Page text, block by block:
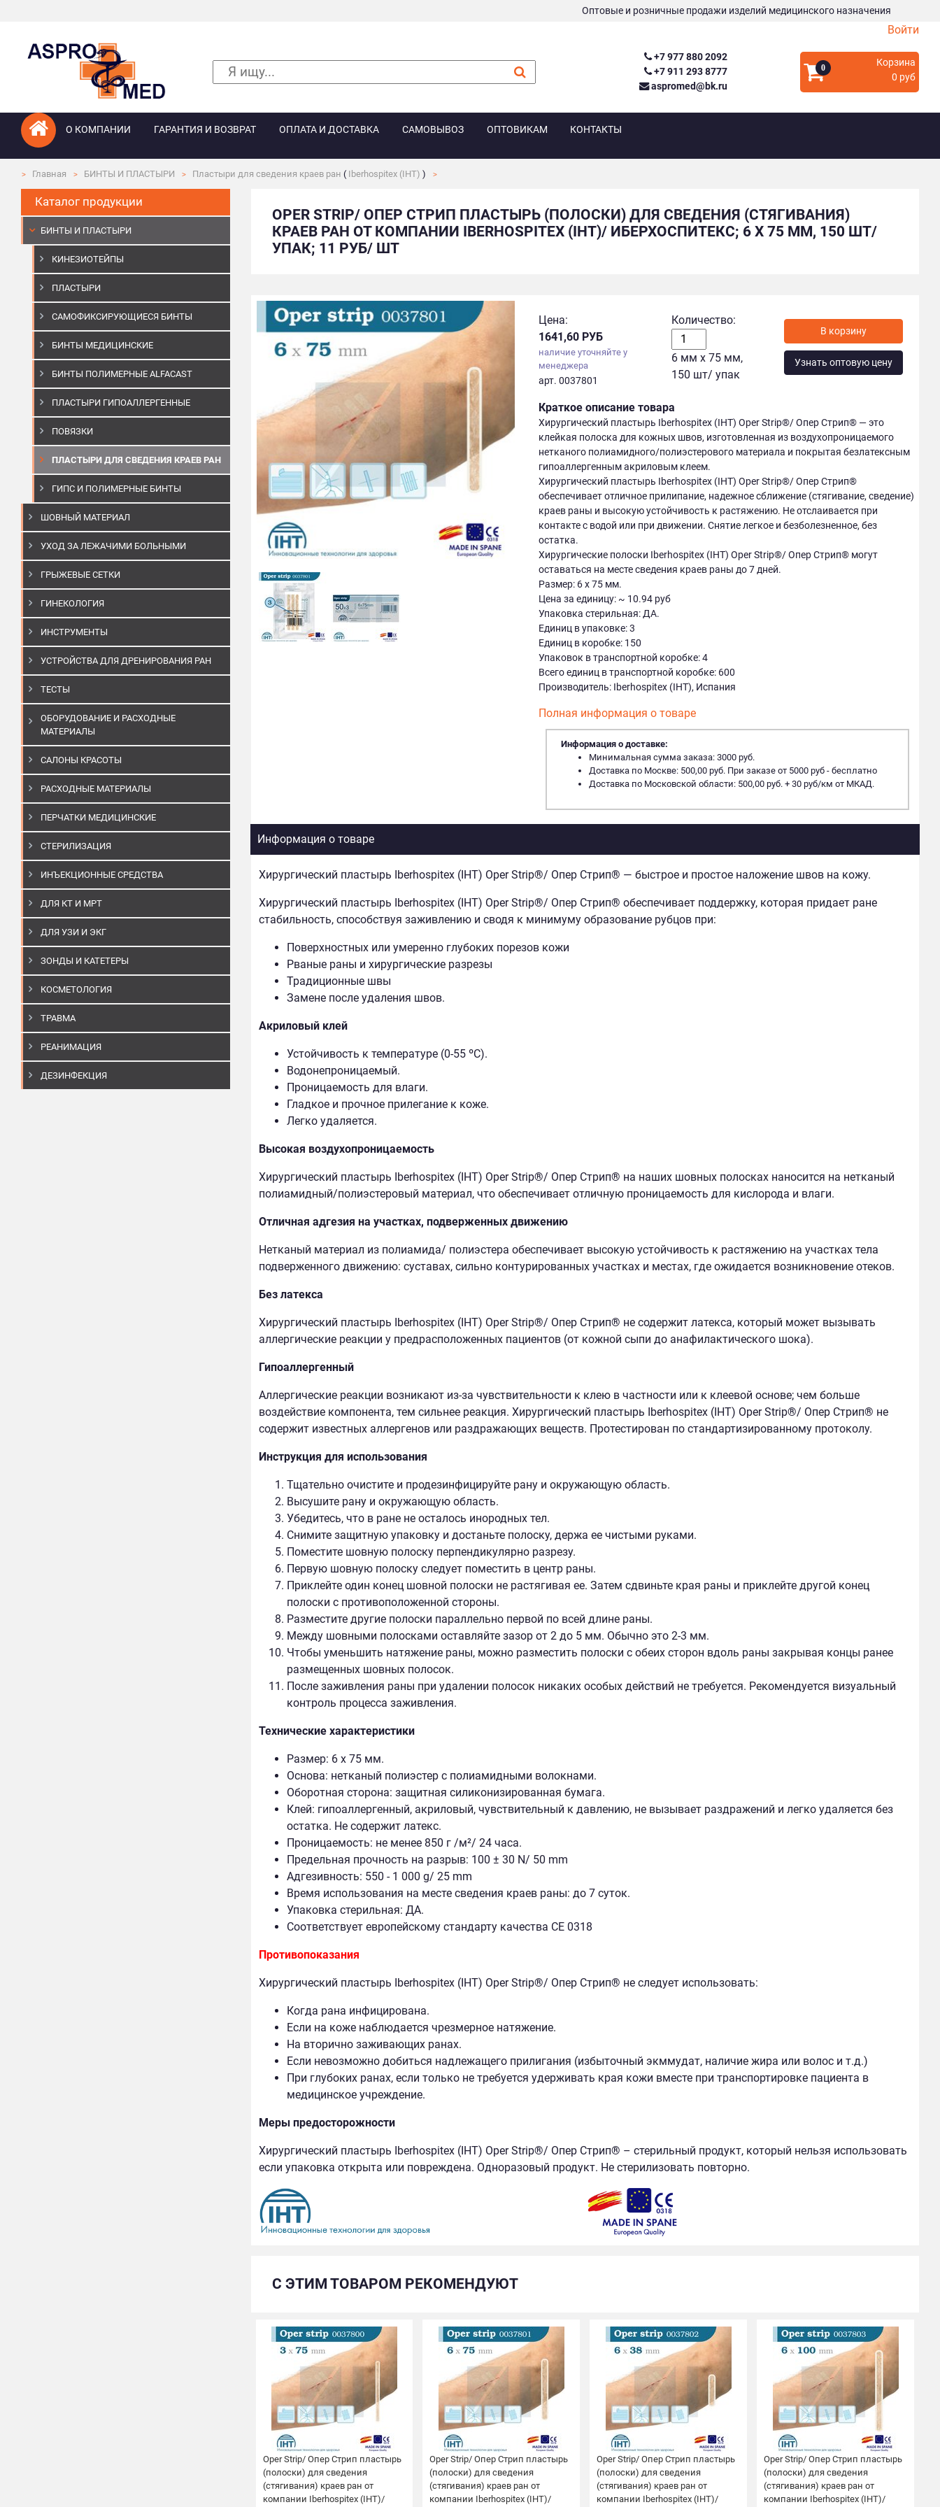
Оптовые и розничные продажи изделий медицинского назначения
Войти
+7 977 880 2092
+7 911 293 8777
aspromed@bk.ru
0
Корзина
0 руб
О КОМПАНИИ ГАРАНТИЯ И ВОЗВРАТ ОПЛАТА И ДОСТАВКА САМОВЫВОЗ ОПТОВИКАМ КОНТАКТЫ
Главная БИНТЫ И ПЛАСТЫРИ Пластыри для сведения краев ран ( Iberhospitex (IHT) )
Каталог продукции
БИНТЫ И ПЛАСТЫРИ
КИНЕЗИОТЕЙПЫ
ПЛАСТЫРИ
САМОФИКСИРУЮЩИЕСЯ БИНТЫ
БИНТЫ МЕДИЦИНСКИЕ
БИНТЫ ПОЛИМЕРНЫЕ ALFACAST
ПЛАСТЫРИ ГИПОАЛЛЕРГЕННЫЕ
ПОВЯЗКИ
ПЛАСТЫРИ ДЛЯ СВЕДЕНИЯ КРАЕВ РАН
ГИПС И ПОЛИМЕРНЫЕ БИНТЫ
ШОВНЫЙ МАТЕРИАЛ
УХОД ЗА ЛЕЖАЧИМИ БОЛЬНЫМИ
ГРЫЖЕВЫЕ СЕТКИ
ГИНЕКОЛОГИЯ
ИНСТРУМЕНТЫ
УСТРОЙСТВА ДЛЯ ДРЕНИРОВАНИЯ РАН
ТЕСТЫ
ОБОРУДОВАНИЕ И РАСХОДНЫЕ
МАТЕРИАЛЫ
САЛОНЫ КРАСОТЫ
РАСХОДНЫЕ МАТЕРИАЛЫ
ПЕРЧАТКИ МЕДИЦИНСКИЕ
СТЕРИЛИЗАЦИЯ
ИНЪЕКЦИОННЫЕ СРЕДСТВА
ДЛЯ КТ И МРТ
ДЛЯ УЗИ И ЭКГ
ЗОНДЫ И КАТЕТЕРЫ
КОСМЕТОЛОГИЯ
ТРАВМА
РЕАНИМАЦИЯ
ДЕЗИНФЕКЦИЯ
OPER STRIP/ ОПЕР СТРИП ПЛАСТЫРЬ (ПОЛОСКИ) ДЛЯ СВЕДЕНИЯ (СТЯГИВАНИЯ)
КРАЕВ РАН ОТ КОМПАНИИ IBERHOSPITEX (IHT)/ ИБЕРХОСПИТЕКС; 6 Х 75 ММ, 150 ШТ/
УПАК; 11 РУБ/ ШТ
Цена:
1641,60 РУБ
наличие уточняйте у
менеджера
арт. 0037801
Количество:
6 мм х 75 мм,
150 шт/ упак
Узнать оптовую цену
Краткое описание товара
Хирургический пластырь Iberhospitex (IHT) Oper Strip®/ Опер Стрип® — это
клейкая полоска для кожных швов, изготовленная из воздухопроницаемого
нетканого полиамидного/полиэстерового материала и покрытая безлатексным
гипоаллергенным акриловым клеем.
Хирургический пластырь Iberhospitex (IHT) Oper Strip®/ Опер Стрип®
обеспечивает отличное прилипание, надежное сближение (стягивание, сведение)
краев раны и высокую устойчивость к растяжению. Не отслаивается при
контакте с водой или при движении. Снятие легкое и безболезненное, без
остатка.
Хирургические полоски Iberhospitex (IHT) Oper Strip®/ Опер Стрип® могут
оставаться на месте сведения краев раны до 7 дней.
Размер: 6 х 75 мм.
Цена за единицу: ~ 10.94 руб
Упаковка стерильная: ДА.
Единиц в упаковке: 3
Единиц в коробке: 150
Упаковок в транспортной коробке: 4
Всего единиц в транспортной коробке: 600
Производитель: Iberhospitex (IHT), Испания
Полная информация о товаре
Информация о доставке:
Минимальная сумма заказа: 3000 руб.
Доставка по Москве: 500,00 руб. При заказе от 5000 руб - бесплатно
Доставка по Московской области: 500,00 руб. + 30 руб/км от МКАД.
Информация о товаре
Хирургический пластырь Iberhospitex (IHT) Oper Strip®/ Опер Стрип® — быстрое и простое наложение швов на кожу.
Хирургический пластырь Iberhospitex (IHT) Oper Strip®/ Опер Стрип® обеспечивает поддержку, которая придает ране
стабильность, способствуя заживлению и сводя к минимуму образование рубцов при:
Поверхностных или умеренно глубоких порезов кожи
Рваные раны и хирургические разрезы
Традиционные швы
Замене после удаления швов.
Акриловый клей
Устойчивость к температуре (0-55 ºC).
Водонепроницаемый.
Проницаемость для влаги.
Гладкое и прочное прилегание к коже.
Легко удаляется.
Высокая воздухопроницаемость
Хирургический пластырь Iberhospitex (IHT) Oper Strip®/ Опер Стрип® на наших шовных полосках наносится на нетканый
полиамидный/полиэстеровый материал, что обеспечивает отличную проницаемость для кислорода и влаги.
Отличная адгезия на участках, подверженных движению
Нетканый материал из полиамида/ полиэстера обеспечивает высокую устойчивость к растяжению на участках тела
подверженного движению: суставах, сильно контурированных участках и местах, где ожидается возникновение отеков.
Бeз латекса
Хирургический пластырь Iberhospitex (IHT) Oper Strip®/ Опер Стрип® не содержит латекса, который может вызывать
аллергические реакции у предрасположенных пациентов (от кожной сыпи до анафилактического шока).
Гипоаллергенный
Аллергические реакции возникают из-за чувствительности к клею в частности или к клеевой основе; чем больше
воздействие компонента, тем сильнее реакция. Хирургический пластырь Iberhospitex (IHT) Oper Strip®/ Опер Стрип® не
содержит известных аллергенов или раздражающих веществ. Протестирован по стандартизированному протоколу.
Инструкция для использования
Тщательно очистите и продезинфицируйте рану и окружающую область.
Высушите рану и окружающую область.
Убедитесь, что в ране не осталось инородных тел.
Снимите защитную упаковку и достаньте полоску, держа ее чистыми руками.
Поместите шовную полоску перпендикулярно разрезу.
Первую шовную полоску следует поместить в центр раны.
Приклейте один конец шовной полоски не растягивая ее. Затем сдвиньте края раны и приклейте другой конец
полоски с противоположенной стороны.
Разместите другие полоски параллельно первой по всей длине раны.
Между шовными полосками оставляйте зазор от 2 до 5 мм. Обычно это 2-3 мм.
Чтобы уменьшить натяжение раны, можно разместить полоски с обеих сторон вдоль раны закрывая концы ранее
размещенных шовных полосок.
После заживления раны при удалении полосок никаких особых действий не требуется. Рекомендуется визуальный
контроль процесса заживления.
Технические характеристики
Размер: 6 х 75 мм.
Основа: нетканый полиэстер с полиамидными волокнами.
Оборотная сторона: защитная силиконизированная бумага.
Клей: гипоаллергенный, акриловый, чувствительный к давлению, не вызывает раздражений и легко удаляется без
остатка. Не содержит латекс.
Проницаемость: не менее 850 г /м²/ 24 часа.
Предельная прочность на разрыв: 100 ± 30 N/ 50 mm
Адгезивность: 550 - 1 000 g/ 25 mm
Время использования на месте сведения краев раны: до 7 суток.
Упаковка стерильная: ДА.
Соответствует европейскому стандарту качества CE 0318
Противопоказания
Хирургический пластырь Iberhospitex (IHT) Oper Strip®/ Опер Стрип® не следует использовать:
Когда рана инфицирована.
Если на коже наблюдается чрезмерное натяжение.
На вторично заживающих ранах.
Если невозможно добиться надлежащего прилигания (избыточный экммудат, наличие жира или волос и т.д.)
При глубоких ранах, если только не требуется удерживать края кожи вместе при транспортировке пациента в
медицинское учреждение.
Меры предосторожности
Хирургический пластырь Iberhospitex (IHT) Oper Strip®/ Опер Стрип® – стерильный продукт, который нельзя использовать
если упаковка открыта или повреждена. Одноразовый продукт. Не стерилизовать повторно.
С ЭТИМ ТОВАРОМ РЕКОМЕНДУЮТ
Oper Strip/ Опер Стрип пластырь
(полоски) для сведения
(стягивания) краев ран от
компании Iberhospitex (IHT)/
Oper Strip/ Опер Стрип пластырь
(полоски) для сведения
(стягивания) краев ран от
компании Iberhospitex (IHT)/
Oper Strip/ Опер Стрип пластырь
(полоски) для сведения
(стягивания) краев ран от
компании Iberhospitex (IHT)/
Oper Strip/ Опер Стрип пластырь
(полоски) для сведения
(стягивания) краев ран от
компании Iberhospitex (IHT)/